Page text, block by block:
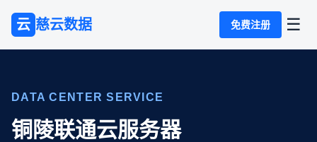
云 慈云数据 免费注册 ☰
DATA CENTER SERVICE
铜陵联通云服务器